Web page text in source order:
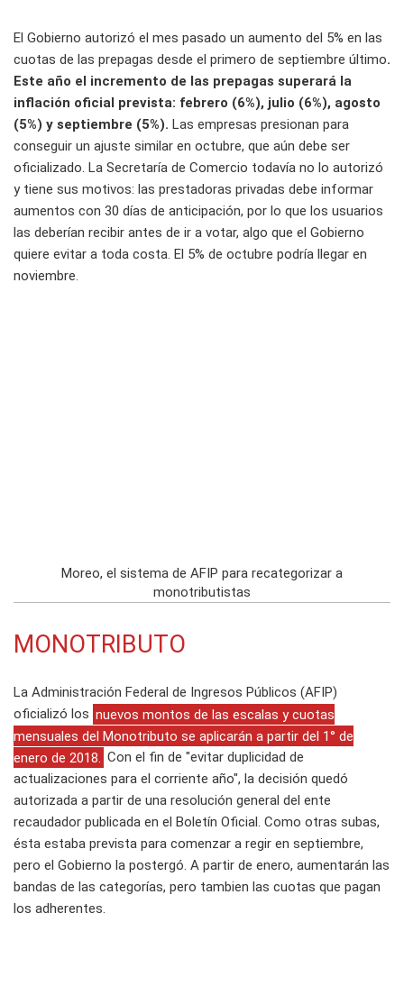
El Gobierno autorizó el mes pasado un aumento del 5% en las
cuotas de las prepagas desde el primero de septiembre último.
Este año el incremento de las prepagas superará la
inflación oficial prevista: febrero (6%), julio (6%), agosto
(5%) y septiembre (5%). Las empresas presionan para
conseguir un ajuste similar en octubre, que aún debe ser
oficializado. La Secretaría de Comercio todavía no lo autorizó
y tiene sus motivos: las prestadoras privadas debe informar
aumentos con 30 días de anticipación, por lo que los usuarios
las deberían recibir antes de ir a votar, algo que el Gobierno
quiere evitar a toda costa. El 5% de octubre podría llegar en
noviembre.
Moreo, el sistema de AFIP para recategorizar a
monotributistas
MONOTRIBUTO
La Administración Federal de Ingresos Públicos (AFIP)
oficializó los nuevos montos de las escalas y cuotas
mensuales del Monotributo se aplicarán a partir del 1° de
enero de 2018.
Con el fin de "evitar duplicidad de
actualizaciones para el corriente año", la decisión quedó
autorizada a partir de una resolución general del ente
recaudador publicada en el Boletín Oficial. Como otras subas,
ésta estaba prevista para comenzar a regir en septiembre,
pero el Gobierno la postergó. A partir de enero, aumentarán las
bandas de las categorías, pero tambien las cuotas que pagan
los adherentes.